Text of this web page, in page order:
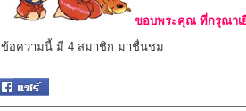
ขอบพระคุณ ที่กรุณาเ
ข้อความนี้ มี 4 สมาชิก มาชื่นชม